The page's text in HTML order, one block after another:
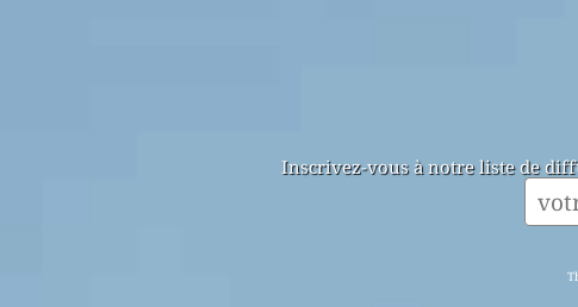
Inscrivez-vous à notre liste de